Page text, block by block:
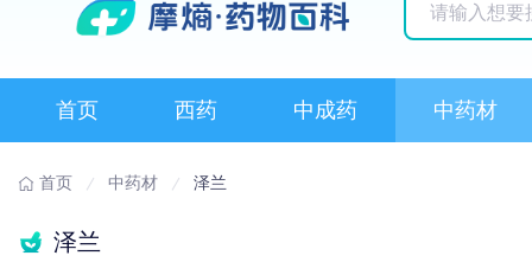
首页 西药 中成药 中药材
首页 中药材 泽兰
泽兰